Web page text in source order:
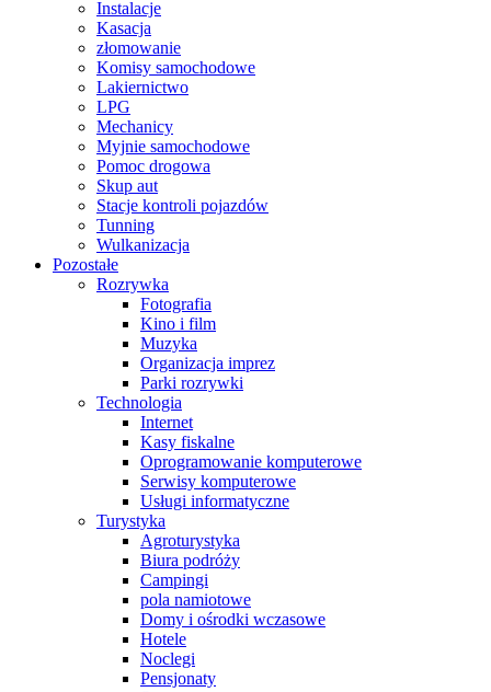
Instalacje
Kasacja
złomowanie
Komisy samochodowe
Lakiernictwo
LPG
Mechanicy
Myjnie samochodowe
Pomoc drogowa
Skup aut
Stacje kontroli pojazdów
Tunning
Wulkanizacja
Pozostałe
Rozrywka
Fotografia
Kino i film
Muzyka
Organizacja imprez
Parki rozrywki
Technologia
Internet
Kasy fiskalne
Oprogramowanie komputerowe
Serwisy komputerowe
Usługi informatyczne
Turystyka
Agroturystyka
Biura podróży
Campingi
pola namiotowe
Domy i ośrodki wczasowe
Hotele
Noclegi
Pensjonaty